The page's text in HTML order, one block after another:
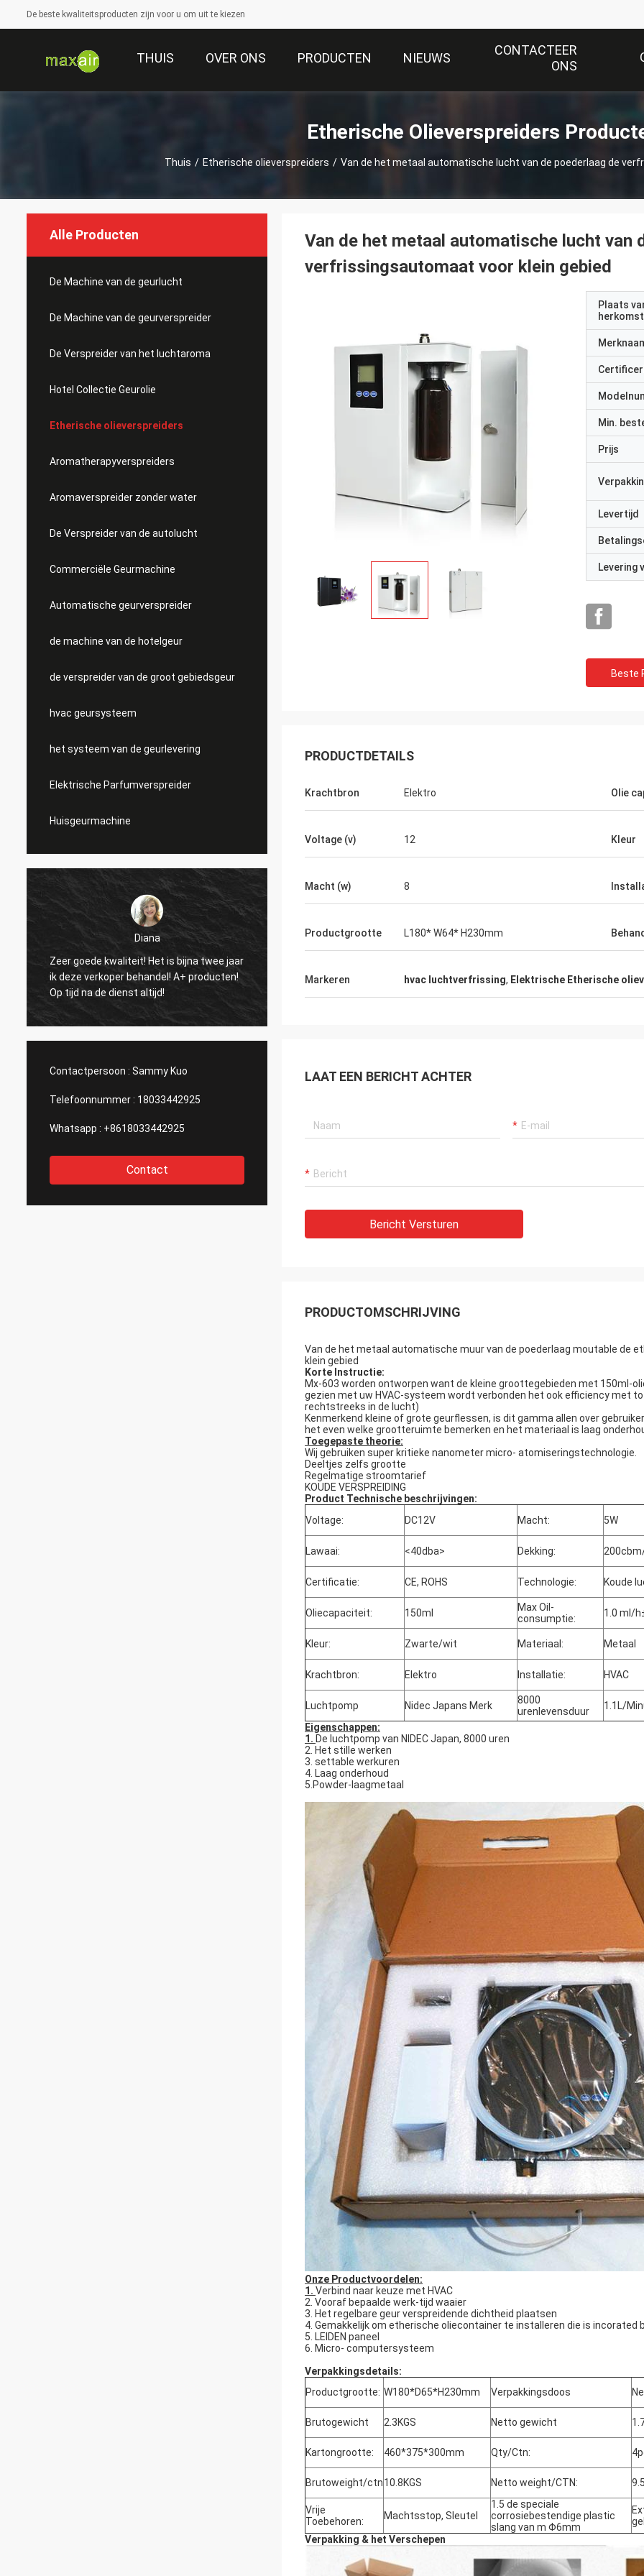
De beste kwaliteitsproducten zijn voor u om uit te kiezen
THUIS OVER ONS PRODUCTEN NIEUWS
CONTACTEER
ONS
Etherische Olieverspreiders
Thuis / Etherische olieverspreiders / Van de het metaal automatische lucht van de poederlaag de
Alle Producten
De Machine van de geurlucht
De Machine van de geurverspreider
De Verspreider van het luchtaroma
Hotel Collectie Geurolie
Etherische olieverspreiders
Aromatherapyverspreiders
Aromaverspreider zonder water
De Verspreider van de autolucht
Commerciële Geurmachine
Automatische geurverspreider
de machine van de hotelgeur
de verspreider van de groot gebiedsgeur
hvac geursysteem
het systeem van de geurlevering
Elektrische Parfumverspreider
Huisgeurmachine
Diana
Zeer goede kwaliteit! Het is bijna twee jaar
ik deze verkoper behandel! A+ producten!
Op tijd na de dienst altijd!
Mohammed
Zeer goed product! Zoals precies
stille en grote mist. De zeer Professionele
fabrikant van de geurverspreider
Contactpersoon : Sammy Kuo
Telefoonnummer : 18033442925
Whatsapp : +8618033442925
Contact
Van de het metaal automatische lucht van
verfrissingsautomaat voor klein gebied
Plaats
herkomst
Min.
Prijs
Levertijd
Levering
Beste
PRODUCTDETAILS
Krachtbron Elektro Olie
Voltage (v) 12 Kleur
Macht (w) 8
Productgrootte L180* W64* H230mm
Markeren hvac luchtverfrissing, Elektrische Etherische
LAAT EEN BERICHT ACHTER
Bericht Versturen
PRODUCTOMSCHRIJVING
Van de het metaal automatische muur van de poederlaag moutable de
klein gebied
Korte Instructie:
Mx-603 worden ontworpen want de kleine groottegebieden met 150ml-
gezien met uw HVAC-systeem wordt verbonden het ook efficiency met
rechtstreeks in de lucht)
Kenmerkend kleine of grote geurflessen, is dit gamma allen over
het even welke grootteruimte bemerken en het materiaal is laag
Toegepaste theorie:
Wij gebruiken super kritieke nanometer micro- atomiseringstechnologie.
Deeltjes zelfs grootte
Regelmatige stroomtarief
KOUDE VERSPREIDING
Product Technische beschrijvingen:
Voltage:
DC12V Macht: 5W
Lawaai: <40dba> Dekking:
Certificatie: CE, ROHS Technologie: Koude
Oliecapaciteit: 150ml
Max Oil-
consumptie:
1.0 ml/
Kleur: Zwarte/wit Materiaal: Metaal
Krachtbron: Elektro Installatie: HVAC
Luchtpomp Nidec Japans Merk
8000
urenlevensduur
1.1L/
Eigenschappen:
1. De luchtpomp van NIDEC Japan, 8000 uren
2. Het stille werken
3. settable werkuren
4. Laag onderhoud
5.Powder-laagmetaal
Onze Productvoordelen:
1. Verbind naar keuze met HVAC
2. Vooraf bepaalde werk-tijd waaier
3. Het regelbare geur verspreidende dichtheid plaatsen
4. Gemakkelijk om etherische oliecontainer te installeren die is incorated
5. LEIDEN paneel
6. Micro- computersysteem
Verpakkingsdetails:
Productgrootte: W180*D65*H230mm Verpakkingsdoos
Brutogewicht 2.3KGS Netto gewicht
Kartongrootte: 460*375*300mm Qty/Ctn:
Brutoweight/ctn10.8KGS Netto weight/CTN:
Vrije
Toebehoren:
Machtsstop, Sleutel
1.5 de speciale
corrosiebestendige plastic
slang van m Φ6mm
Verpakking & het Verschepen